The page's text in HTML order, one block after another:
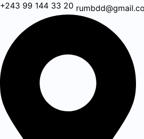
+243 99 144 33 20